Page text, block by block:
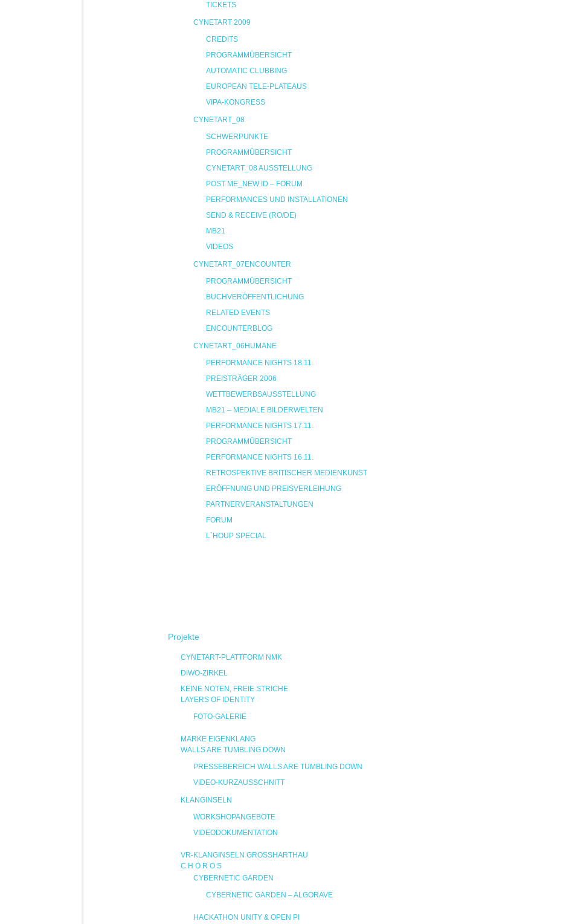
TICKETS
CYNETART 2009
CREDITS
PROGRAMMÜBERSICHT
AUTOMATIC CLUBBING
EUROPEAN TELE-PLATEAUS
VIPA-KONGRESS
CYNETART_08
SCHWERPUNKTE
PROGRAMMÜBERSICHT
CYNETART_08 AUSSTELLUNG
POST ME_NEW ID – FORUM
PERFORMANCES UND INSTALLATIONEN
SEND & RECEIVE (RO/DE)
MB21
VIDEOS
CYNETART_07ENCOUNTER
PROGRAMMÜBERSICHT
BUCHVERÖFFENTLICHUNG
RELATED EVENTS
ENCOUNTERBLOG
CYNETART_06HUMANE
PERFORMANCE NIGHTS 18.11.
PREISTRÄGER 2006
WETTBEWERBSAUSSTELLUNG
MB21 – MEDIALE BILDERWELTEN
PERFORMANCE NIGHTS 17.11.
PROGRAMMÜBERSICHT
PERFORMANCE NIGHTS 16.11.
RETROSPEKTIVE BRITISCHER MEDIENKUNST
ERÖFFNUNG UND PREISVERLEIHUNG
PARTNERVERANSTALTUNGEN
FORUM
L`HOUP SPECIAL
Projekte
CYNETART-PLATTFORM NMK
DIWO-ZIRKEL
KEINE NOTEN, FREIE STRICHE
LAYERS OF IDENTITY
FOTO-GALERIE
MARKE EIGENKLANG
WALLS ARE TUMBLING DOWN
PRESSEBEREICH WALLS ARE TUMBLING DOWN
VIDEO-KURZAUSSCHNITT
KLANGINSELN
WORKSHOPANGEBOTE
VIDEODOKUMENTATION
VR-KLANGINSELN GROSSHARTHAU
C H O R O S
CYBERNETIC GARDEN
CYBERNETIC GARDEN – ALGORAVE
HACKATHON UNITY & OPEN PI